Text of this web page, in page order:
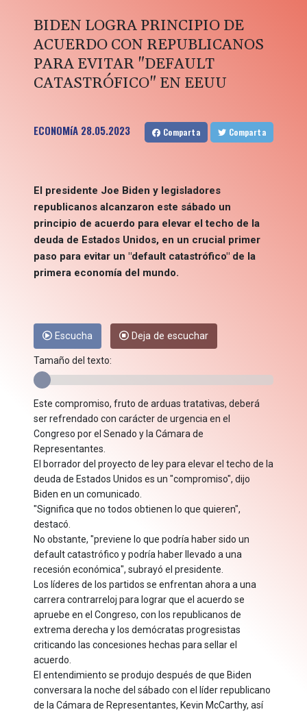
BIDEN LOGRA PRINCIPIO DE
ACUERDO CON REPUBLICANOS
PARA EVITAR "DEFAULT
CATASTRÓFICO" EN EEUU
ECONOMíA 28.05.2023 Comparta Comparta
El presidente Joe Biden y legisladores
republicanos alcanzaron este sábado un
principio de acuerdo para elevar el techo de la
deuda de Estados Unidos, en un crucial primer
paso para evitar un "default catastrófico" de la
primera economía del mundo.
Escucha Deja de escuchar
Tamaño del texto:
Este compromiso, fruto de arduas tratativas, deberá
ser refrendado con carácter de urgencia en el
Congreso por el Senado y la Cámara de
Representantes.
El borrador del proyecto de ley para elevar el techo de la
deuda de Estados Unidos es un "compromiso", dijo
Biden en un comunicado.
"Significa que no todos obtienen lo que quieren",
destacó.
No obstante, "previene lo que podría haber sido un
default catastrófico y podría haber llevado a una
recesión económica", subrayó el presidente.
Los líderes de los partidos se enfrentan ahora a una
carrera contrarreloj para lograr que el acuerdo se
apruebe en el Congreso, con los republicanos de
extrema derecha y los demócratas progresistas
criticando las concesiones hechas para sellar el
acuerdo.
El entendimiento se produjo después de que Biden
conversara la noche del sábado con el líder republicano
de la Cámara de Representantes, Kevin McCarthy, así